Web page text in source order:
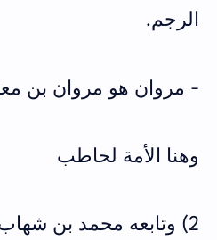
الرجم.
- مروان هو مروان بن
وهنا الأمة لحاطب
2) وتابعه محمد بن شهاب الزهري